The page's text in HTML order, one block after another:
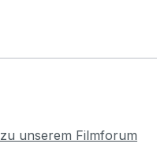
unserem Filmforum